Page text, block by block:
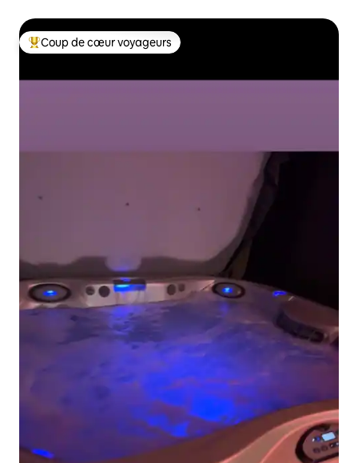
Coup de cœur voyageurs parmi les plus aimés
Coup de cœur voyageurs